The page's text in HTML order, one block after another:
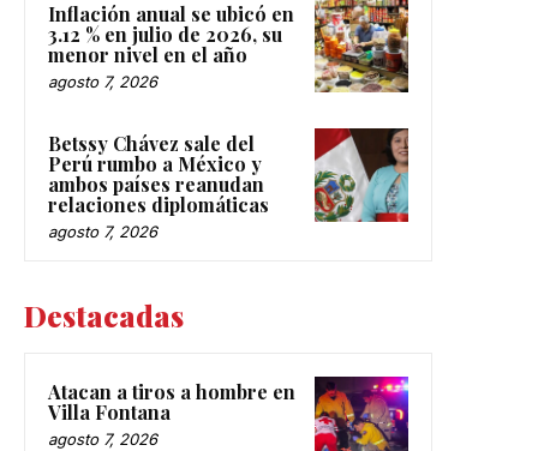
Inflación anual se ubicó en
3.12 % en julio de 2026, su
menor nivel en el año
agosto 7, 2026
Betssy Chávez sale del
Perú rumbo a México y
ambos países reanudan
relaciones diplomáticas
agosto 7, 2026
Destacadas
Atacan a tiros a hombre en
Villa Fontana
agosto 7, 2026